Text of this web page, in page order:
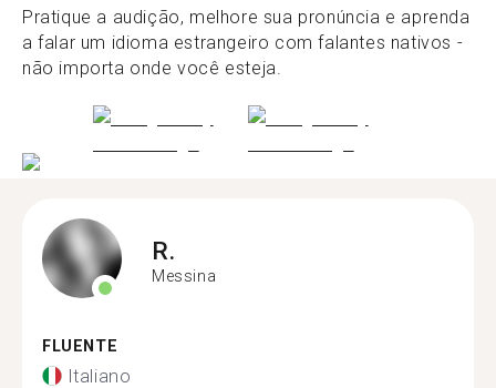
Pratique a audição, melhore sua pronúncia e aprenda
a falar um idioma estrangeiro com falantes nativos -
não importa onde você esteja.
R.
Messina
FLUENTE
Italiano